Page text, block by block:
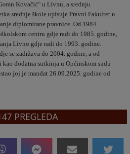
Kovačić" u Livnu, a srednju
srednje škole upisuje Pravni Fakultet u
diplomirane pravnice. Od 1984.
centru gdje radi do 1985. godine,
Livno gdje radi do 1993. godine.
se zadržava do 2004. godine, a od
dodatna sutkinja u Općinskom sudu
joj je mandat 26.09.2025. godine od
PREGLEDA